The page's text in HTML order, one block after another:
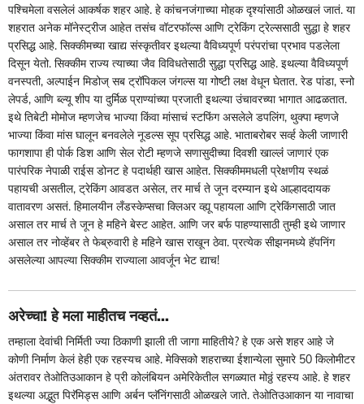
पश्चिमेला वसलेलं आकर्षक शहर आहे. हे कांचनजंगाच्या मोहक दृश्यांंसाठी ओळखलं जातं. या
शहरात अनेक मॉनेस्ट्रीज आहेत तसंच वॉटरफॉल्स आणि ट्रेकिंग ट्रेल्ससाठी सुद्धा हे शहर
प्रसिद्ध आहे. सिक्कीमच्या खाद्य संस्कृतीवर इथल्या वैविध्यपूर्ण परंपरांचा प्रभाव पडलेला
दिसून येतो. सिक्कीम राज्य त्याच्या जैव विविधतेसाठी सुद्धा प्रसिद्ध आहे. इथल्या वैविध्यपूर्ण
वनस्पती, अल्पाईन मिडोज्‌‍ सब ट्रॉपिकल जंगल्स या गोष्टी लक्ष वेधून घेतात. रेड पांडा, स्नो
लेपर्ड, आणि ब्ल्यू शीप या दुर्मिळ प्राण्यांच्या प्रजाती इथल्या उंचावरच्या भागात आढळतात.
इथे तिबेटी मोमोज म्हणजेच भाज्या किंवा मांसाचं स्टफिंग असलेले डपलिंग, थुक्पा म्हणजे
भाज्या किंवा मांस घालून बनवलेले नूडल्स सूप प्रसिद्ध आहे. भाताबरोबर सर्व्ह केली जाणारी
फागशापा ही पोर्क डिश आणि सेल रोटी म्हणजे सणासुदीच्या दिवशी खाल्लंं जाणारं एक
पारंपरिक नेपाळी राईस डोनट हे पदार्थही खास आहेत. सिक्कीममधली प्रेक्षणीय स्थळं
पहायची असतील, ट्रेकिंग आवडत असेल, तर मार्च ते जून दरम्यान इथे आल्हाददायक
वातावरण असतं. हिमालयीन लँडस्केप्सचा क्लिअर व्ह्यू पहायला आणि ट्रेकिंगसाठी जात
असाल तर मार्च ते जून हे महिने बेस्ट आहेत. आणि जर बर्फ पाहण्यासाठी तुम्ही इथे जाणार
असाल तर नोव्हेंबर ते फेब्रुवारी हे महिने खास राखून ठेवा. प्रत्येक सीझनमध्ये हॅपनिंग
असलेल्या आपल्या सिक्कीम राज्याला आवर्जून भेट द्याच!
अरेच्चा! हे मला माहीतच नव्हतं...
तम्हाला देवांची निर्मिती ज्या ठिकाणी झाली ती जागा माहितीये? हे एक असे शहर आहे जे
कोणी निर्माण केलं हेही एक रहस्यच आहे. मेक्सिको शहराच्या ईशान्येला सुमारे 50 किलोमीटर
अंतरावर तेओतिउआकान हे प्री कोलंबियन अमेरिकेतील सगळ्यात मोठ्ठं रहस्य आहे. हे शहर
इथल्या अद्भुत पिरॅमिड्स आणि अर्बन प्लॅनिंगसाठी ओळखले जाते. तेओतिउआकान या नावाचा